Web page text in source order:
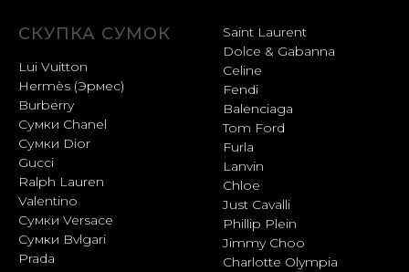
СКУПКА СУМОК
Lui Vuitton
Hermès (Эрмес)
Burberry
Сумки Chanel
Сумки Dior
Gucci
Ralph Lauren
Valentino
Сумки Versace
Сумки Bvlgari
Prada
Saint Laurent
Dolce & Gabanna
Celine
Fendi
Balenciaga
Tom Ford
Furla
Lanvin
Chloe
Just Cavalli
Phillip Plein
Jimmy Choo
Charlotte Olympia